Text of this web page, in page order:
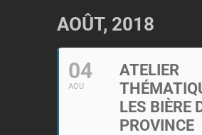
AOÛT, 2018
04
AOU
ATELIER
LES BIÈRE
PROVINCE